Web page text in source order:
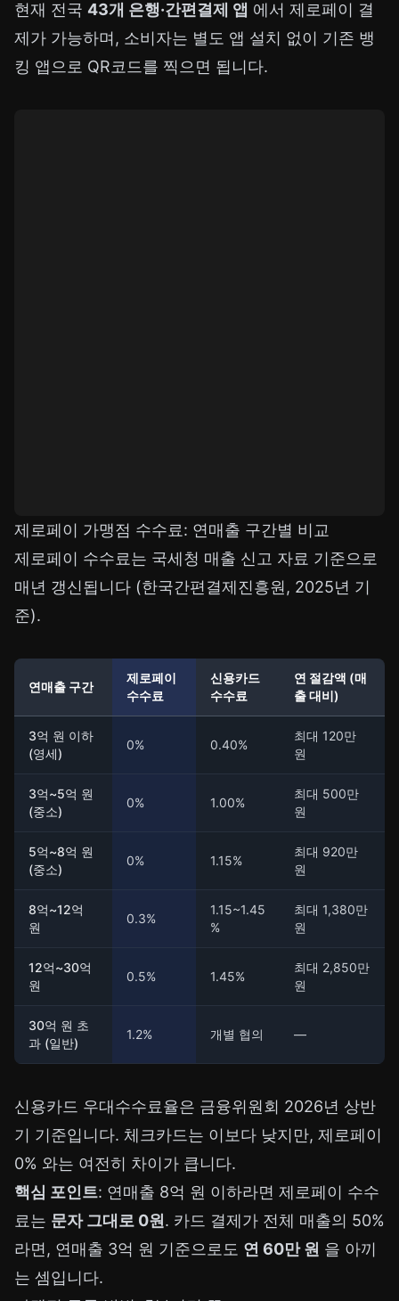
현재 전국 43개 은행·간편결제 앱 에서 제로페이 결
제가 가능하며, 소비자는 별도 앱 설치 없이 기존 뱅
킹 앱으로 QR코드를 찍으면 됩니다.
제로페이 가맹점 수수료: 연매출 구간별 비교
제로페이 수수료는 국세청 매출 신고 자료 기준으로
매년 갱신됩니다 (한국간편결제진흥원, 2025년 기
준).
연매출 구간
제로페이
수수료
신용카드
수수료
연 절감액 (매
출 대비)
3억 원 이하
(영세)
0% 0.40%
최대 120만
원
3억~5억 원
(중소)
0% 1.00%
최대 500만
원
5억~8억 원
(중소)
0% 1.15%
최대 920만
원
8억~12억
원
0.3%
1.15~1.45
%
최대 1,380만
원
12억~30억
원
0.5% 1.45%
최대 2,850만
원
30억 원 초
과 (일반)
1.2% 개별 협의 —
신용카드 우대수수료율은 금융위원회 2026년 상반
기 기준입니다. 체크카드는 이보다 낮지만, 제로페이
0% 와는 여전히 차이가 큽니다.
핵심 포인트: 연매출 8억 원 이하라면 제로페이 수수
료는 문자 그대로 0원. 카드 결제가 전체 매출의 50%
라면, 연매출 3억 원 기준으로도 연 60만 원 을 아끼
는 셈입니다.